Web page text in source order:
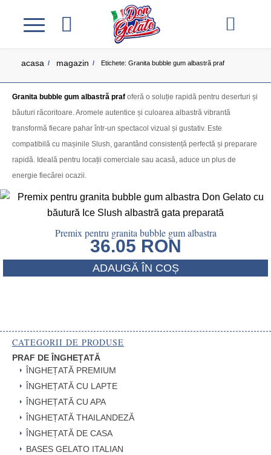
acasa / magazin / Etichete: Granita bubble gum albastră praf
Granita bubble gum albastră praf oferă o soluție rapidă pentru deserturi și
băuturi răcoritoare. Aromele autentice și culoarea albastră vibrantă
transformă fiecare pahar într-un spectacol vizual și gustativ. Este
compatibilă cu mașinile Slush, garantând consistență perfectă și preparare
rapidă. Ideală pentru locații comerciale sau acasă, aduce un plus de
energie fiecărei ocazii.
Premix pentru granita bubble gum albastra
36.05 RON
ADAUGĂ ÎN COȘ
CATEGORII DE PRODUSE
PRAF DE ÎNGHEȚATĂ
ÎNGHEȚATĂ PREMIUM
ÎNGHEȚATĂ CU LAPTE
ÎNGHEȚATĂ CU APA
ÎNGHEȚATĂ THAILANDEZĂ
ÎNGHEȚATĂ DE CASA
BASES GELATO ITALIAN